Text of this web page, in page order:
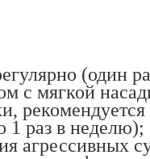
(один
с мягкой
1 раз в неделю);
агрессивных